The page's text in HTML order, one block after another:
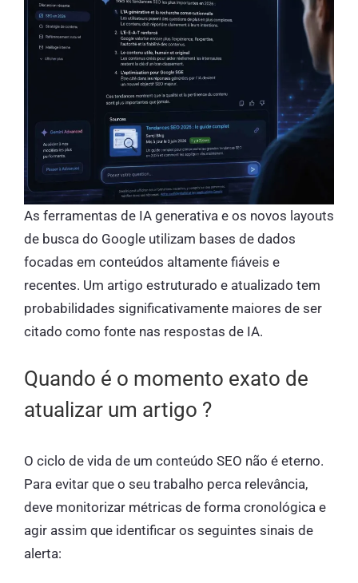
As ferramentas de IA generativa e os novos layouts
de busca do Google utilizam bases de dados
focadas em conteúdos altamente fiáveis e
recentes. Um artigo estruturado e atualizado tem
probabilidades significativamente maiores de ser
citado como fonte nas respostas de IA.
Quando é o momento exato de
atualizar um artigo ?
O ciclo de vida de um conteúdo SEO não é eterno.
Para evitar que o seu trabalho perca relevância,
deve monitorizar métricas de forma cronológica e
agir assim que identificar os seguintes sinais de
alerta: